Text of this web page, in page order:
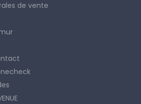
de vente